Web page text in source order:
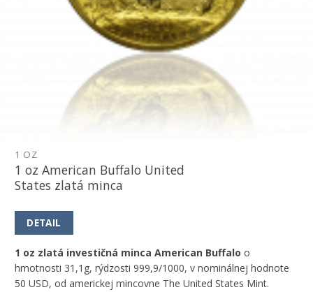
1 OZ
1 oz American Buffalo United
States zlatá minca
DETAIL
1 oz zlatá investičná minca American Buffalo o
hmotnosti 31,1g, rýdzosti 999,9/1000, v nominálnej hodnote
50 USD, od americkej mincovne The United States Mint.